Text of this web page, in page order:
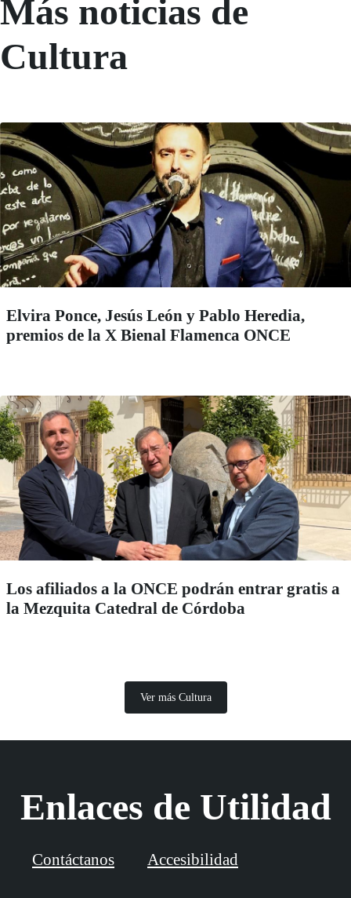
Más noticias de
Cultura
Elvira Ponce, Jesús León y Pablo Heredia,
premios de la X Bienal Flamenca ONCE
Los afiliados a la ONCE podrán entrar gratis a
la Mezquita Catedral de Córdoba
Ver más Cultura
Enlaces de Utilidad
Contáctanos Accesibilidad